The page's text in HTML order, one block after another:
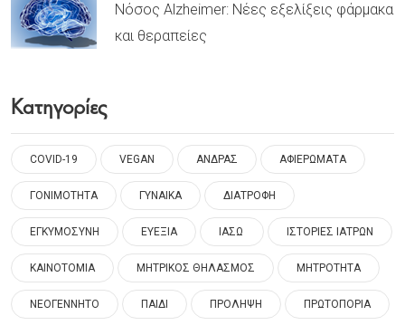
Νόσος Alzheimer: Νέες εξελίξεις φάρμακα
και θεραπείες
Κατηγορίες
COVID-19 VEGAN ΑΝΔΡΑΣ ΑΦΙΕΡΩΜΑΤΑ
ΓΟΝΙΜΟΤΗΤΑ ΓΥΝΑΙΚΑ ΔΙΑΤΡΟΦΗ
ΕΓΚΥΜΟΣΥΝΗ ΕΥΕΞΙΑ ΙΑΣΩ ΙΣΤΟΡΙΕΣ ΙΑΤΡΩΝ
ΚΑΙΝΟΤΟΜΙΑ ΜΗΤΡΙΚΟΣ ΘΗΛΑΣΜΟΣ ΜΗΤΡΟΤΗΤΑ
ΝΕΟΓΕΝΝΗΤΟ ΠΑΙΔΙ ΠΡΟΛΗΨΗ ΠΡΩΤΟΠΟΡΙΑ